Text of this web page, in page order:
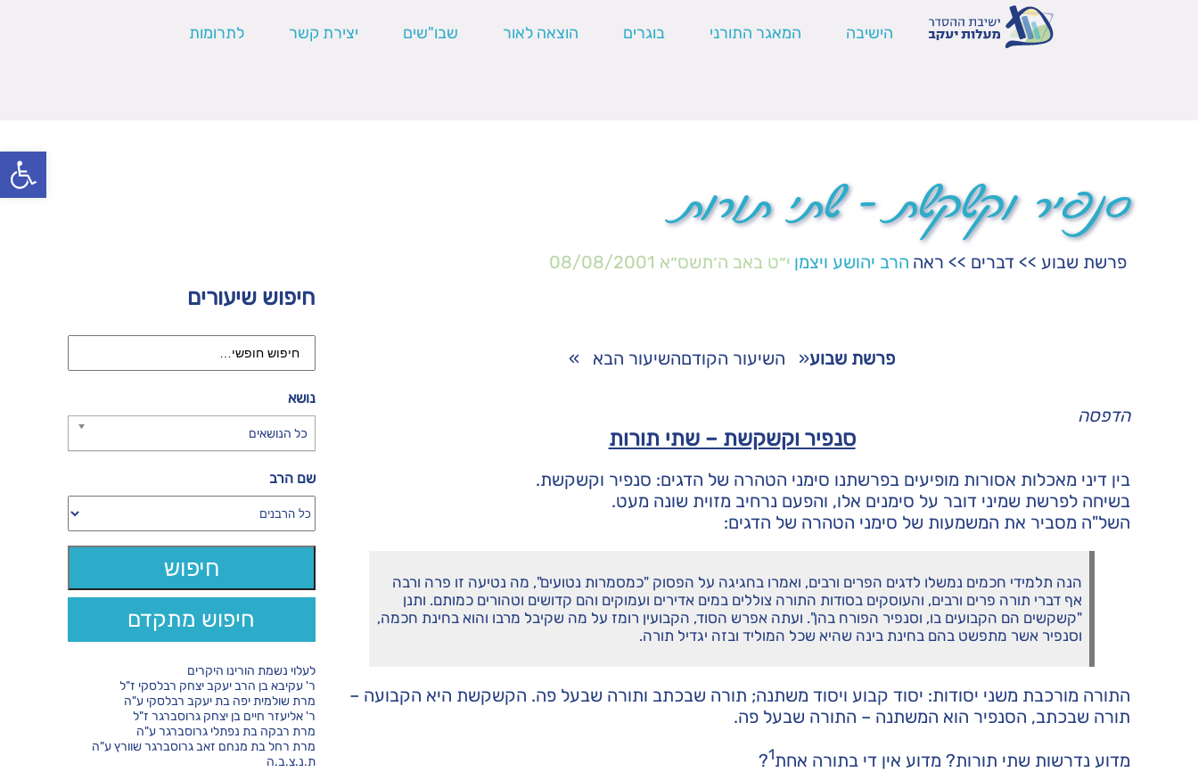
פתח
הישיבה המאגר התורני בוגרים הוצאה לאור שבו"שים יצירת קשר לתרומות
סנפיר וקשקשת – שתי תורות
פרשת שבוע >> דברים >> ראה הרב יהושע ויצמן י״ט באב ה׳תשס״א 08/08/2001
פרשת שבוע« השיעור הקודםהשיעור הבא »
הדפסה
סנפיר וקשקשת – שתי תורות
בין דיני מאכלות אסורות מופיעים בפרשתנו סימני הטהרה של הדגים: סנפיר וקשקשת.
בשיחה לפרשת שמיני דובר על סימנים אלו, והפעם נרחיב מזוית שונה מעט.
השל"ה מסביר את המשמעות של סימני הטהרה של הדגים:
הנה תלמידי חכמים נמשלו לדגים הפרים ורבים, ואמרו בחגיגה על הפסוק "כמסמרות נטועים", מה נטיעה זו פרה ורבה
אף דברי תורה פרים ורבים, והעוסקים בסודות התורה צוללים במים אדירים ועמוקים והם קדושים וטהורים כמותם. ותנן
"קשקשים הם הקבועים בו, וסנפיר הפורח בהן". ועתה אפרש הסוד, הקבועין רומז על מה שקיבל מרבו והוא בחינת חכמה,
וסנפיר אשר מתפשט בהם בחינת בינה שהיא שכל המוליד ובזה יגדיל תורה.
התורה מורכבת משני יסודות: יסוד קבוע ויסוד משתנה; תורה שבכתב ותורה שבעל פה. הקשקשת היא הקבועה –
תורה שבכתב, הסנפיר הוא המשתנה – התורה שבעל פה.
מדוע נדרשות שתי תורות? מדוע אין די בתורה אחת1
?
חיפוש שיעורים
נושא
כל הנושאים
שם הרב
חיפוש מתקדם
לעלוי נשמת הורינו היקרים
ר' עקיבא בן הרב יעקב יצחק רבלסקי ז"ל
מרת שולמית יפה בת יעקב רבלסקי ע"ה
ר' אליעזר חיים בן יצחק גרוסברגר ז"ל
מרת רבקה בת נפתלי גרוסברגר ע"ה
מרת רחל בת מנחם זאב גרוסברגר שוורץ ע"ה
ת.נ.צ.ב.ה